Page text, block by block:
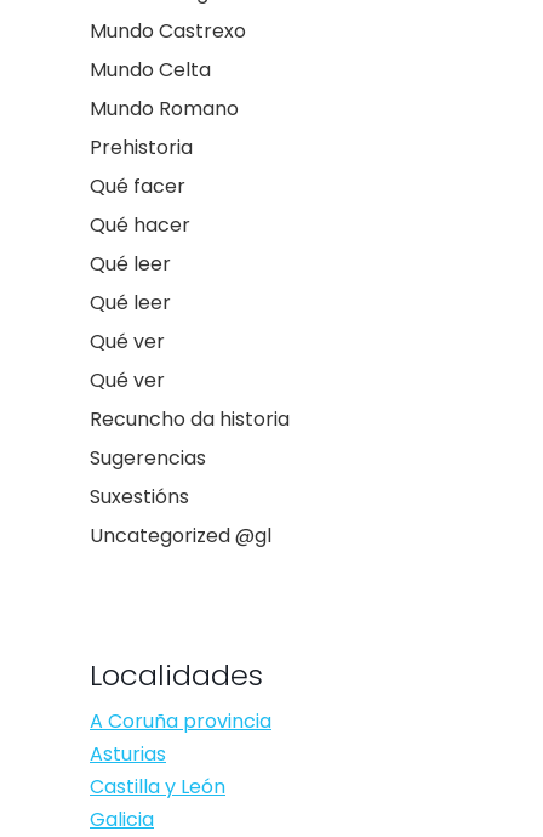
Mundo Castrexo
Mundo Celta
Mundo Romano
Prehistoria
Qué facer
Qué hacer
Qué leer
Qué leer
Qué ver
Qué ver
Recuncho da historia
Sugerencias
Suxestións
Uncategorized @gl
Localidades
A Coruña provincia
Asturias
Castilla y León
Galicia